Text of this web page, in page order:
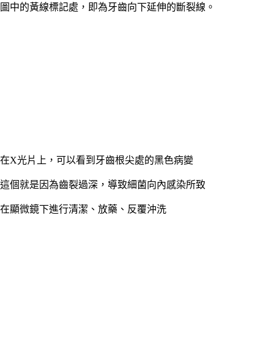
圖中的黃線標記處，即為牙齒向下延伸的斷裂線。
在X光片上，可以看到牙齒根尖處的黑色病變
這個就是因為齒裂過深，導致細菌向內感染所致
在顯微鏡下進行清潔、放藥、反覆沖洗